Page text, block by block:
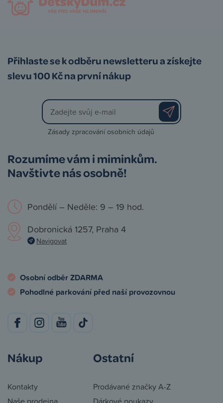
Přihlaste se k odběru newsletteru a získejte
slevu 100 Kč na první nákup
Zásady zpracování osobních údajů
Rozumíme vám i miminkům.
Navštivte nás osobně!
Pondělí – Neděle: 9 – 19 hod.
Dobronická 1257, Praha 4
Navigovat
Osobní odběr ZDARMA
Pohodlné parkování před naší provozovnou
Nákup
Kontakty
Ostatní
Prodávané značky A-Z